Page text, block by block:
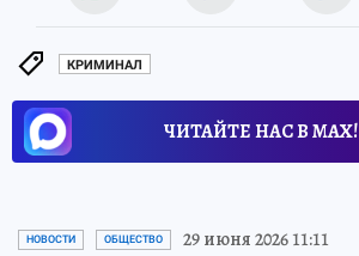
КРИМИНАЛ
ЧИТАЙТЕ НАС В МАХ!
НОВОСТИ ОБЩЕСТВО 29 июня 2026 11:11